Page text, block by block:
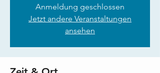
Anmeldung geschlossen
Jetzt andere Veranstaltungen
ansehen